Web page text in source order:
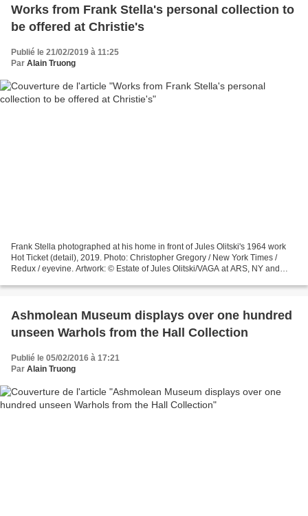
Works from Frank Stella's personal collection to
be offered at Christie's
Publié le 21/02/2019 à 11:25
Par Alain Truong
Frank Stella photographed at his home in front of Jules Olitski's 1964 work
Hot Ticket (detail), 2019. Photo: Christopher Gregory / New York Times /
Redux / eyevine. Artwork: © Estate of Jules Olitski/VAGA at ARS, NY and
Ashmolean Museum displays over one hundred
unseen Warhols from the Hall Collection
Publié le 05/02/2016 à 17:21
Par Alain Truong